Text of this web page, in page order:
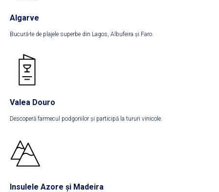
Algarve
Bucură-te de plajele superbe din Lagos, Albufeira și Faro.
Valea Douro
Descoperă farmecul podgoriilor și participă la tururi vinicole.
Insulele Azore și Madeira